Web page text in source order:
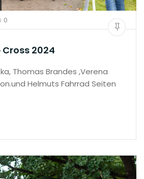
0
2024
Thomas Brandes ,Verena
Helmuts Fahrrad Seiten